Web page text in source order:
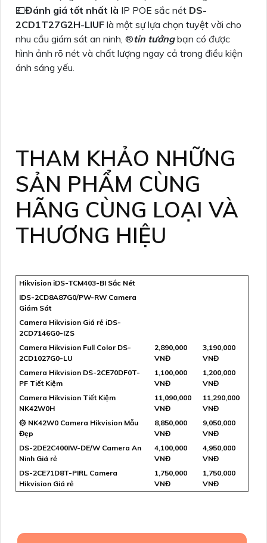
💷Đánh giá tốt nhất là IP POE sắc nét DS-
2CD1T27G2H-LIUF là một sự lựa chọn tuyệt vời cho
nhu cầu giám sát an ninh, ®️tin tưởngbạn có được
hình ảnh rõ nét và chất lượng ngay cả trong điều kiện
ánh sáng yếu.
THAM KHẢO NHỮNG
SẢN PHẨM CÙNG
HÃNG CÙNG LOẠI VÀ
THƯƠNG HIỆU
Hikvision iDS-TCM403-BI Sắc Nét
IDS-2CD8A87G0/PW-RW Camera
Giám Sát
Camera Hikvision Giá rẻ iDS-
2CD7146G0-IZS
Camera Hikvision Full Color DS-
2CD1027G0-LU
2,890,000
VNĐ
3,190,000
VNĐ
Camera Hikvision DS-2CE70DF0T-
PF Tiết Kiệm
1,100,000
VNĐ
1,200,000
VNĐ
Camera Hikvision Tiết Kiệm
NK42W0H
11,090,000
VNĐ
11,290,000
VNĐ
۞ NK42W0 Camera Hikvision Mẫu
Đẹp
8,850,000
VNĐ
9,050,000
VNĐ
DS-2DE2C400IW-DE/W Camera An
Ninh Giá rẻ
4,100,000
VNĐ
4,950,000
VNĐ
DS-2CE71D8T-PIRL Camera
Hikvision Giá rẻ
1,750,000
VNĐ
1,750,000
VNĐ